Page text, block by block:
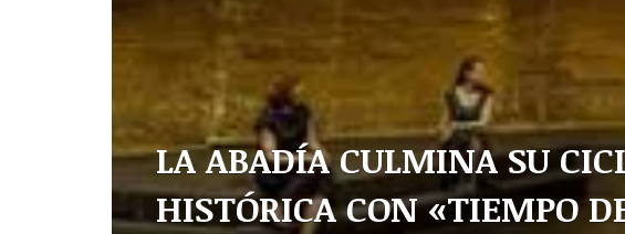
LA ABADÍA CULMINA SU
HISTÓRICA CON «TIEMPO